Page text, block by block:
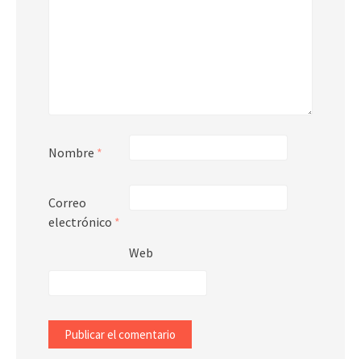
Nombre *
Correo
electrónico *
Web